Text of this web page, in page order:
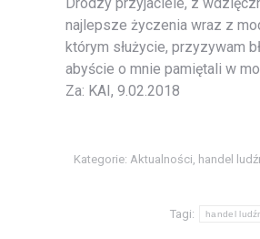
najlepsze życzenia wraz z
którym służycie, przyzywam
abyście o mnie pamiętali w
Za: KAI, 9.02.2018
Kategorie: Aktualności, handel
Tagi: handel